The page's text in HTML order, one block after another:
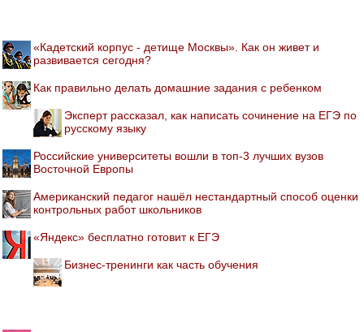
«Кадетский корпус - детище Москвы». Как он живет и
развивается сегодня?
Как правильно делать домашние задания с ребенком
Эксперт рассказал, как написать сочинение на ЕГЭ по
русскому языку
Российские университеты вошли в топ-3 лучших вузов
Восточной Европы
Американский педагог нашёл нестандартный способ оценки
контрольных работ школьников
«Яндекс» бесплатно готовит к ЕГЭ
Бизнес-тренинги как часть обучения